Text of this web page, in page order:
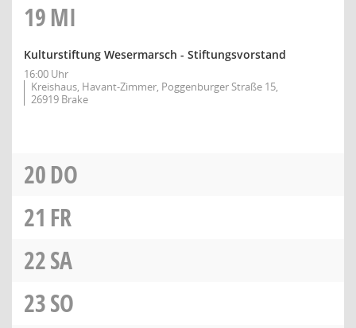
19MI
Kulturstiftung Wesermarsch - Stiftungsvorstand
16:00 Uhr
Kreishaus, Havant-Zimmer, Poggenburger Straße 15,
26919 Brake
20DO
21 FR
22SA
23SO